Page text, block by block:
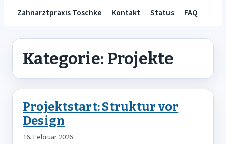
Zahnarztpraxis Toschke
Kontakt Status FAQ
Kategorie: Projekte
Projektstart: Struktur vor
Design
16. Februar 2026